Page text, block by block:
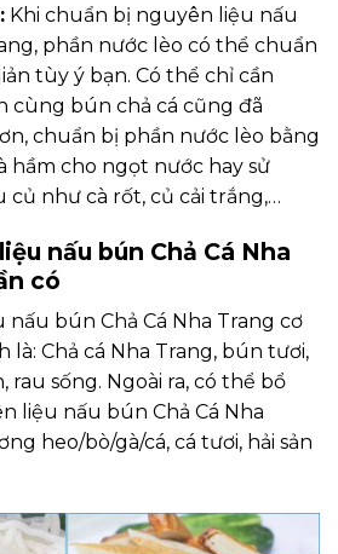
Khi chuẩn bị nguyên liệu nấu
phần nước lèo có thể chuẩn
tùy ý bạn. Có thể chỉ cần
cùng bún chả cá cũng đã
chuẩn bị phần nước lèo bằng
hầm cho ngọt nước hay sử
củ như cà rốt, củ cải trắng,…
nấu bún Chả Cá Nha
có
bún Chả Cá Nha Trang cơ
là: Chả cá Nha Trang, bún tươi,
rau sống. Ngoài ra, có thể bổ
liệu nấu bún Chả Cá Nha
heo/bò/gà/cá, cá tươi, hải sản